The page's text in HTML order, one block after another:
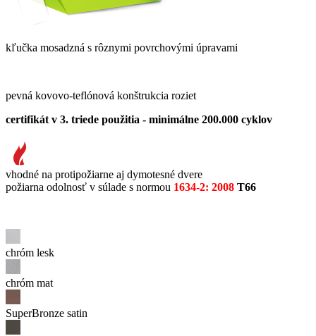
kľučka mosadzná s rôznymi povrchovými úpravami
pevná kovovo-teflónová konštrukcia roziet
certifikát v 3. triede použitia - minimálne 200.000 cyklov
vhodné na protipožiarne aj dymotesné dvere
požiarna odolnosť v súlade s normou 1634-2: 2008 T66
chróm lesk
chróm mat
SuperBronze satin